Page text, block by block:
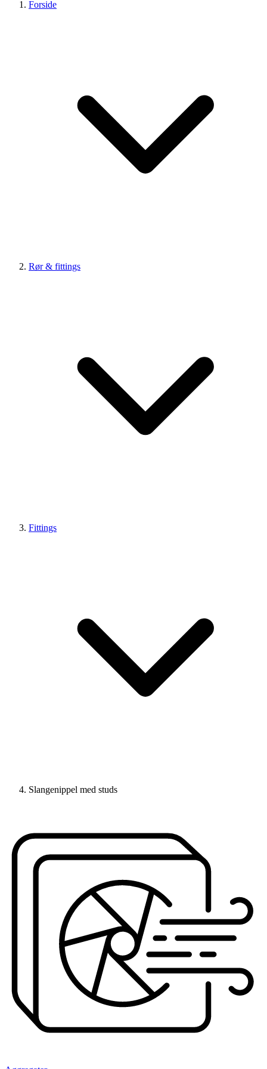
Forside
Rør & fittings
Fittings
Slangenippel med studs